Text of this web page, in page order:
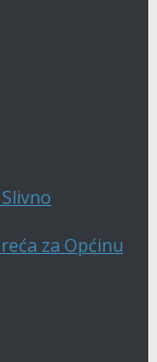
za Općinu